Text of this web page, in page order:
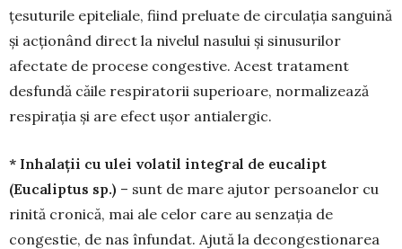
țesuturile epiteliale, fiind pre­luate de circulaţia sanguină
şi acţionând direct la nivelul nasului și sinusurilor
afectate de procese congestive. Acest tratament
desfundă căile respira­torii superioare, normalizează
respirația și are efect ușor antialergic.
* Inhalații cu ulei volatil integral de eu­ca­lipt
(Eucaliptus sp.) – sunt de mare ajutor per­soanelor cu
rinită cronică, mai ale celor care au senzația de
congestie, de nas înfundat. Ajută la decongestionarea